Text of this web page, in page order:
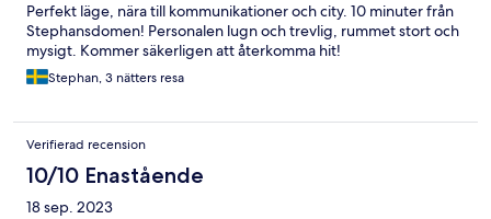
Perfekt läge, nära till kommunikationer och city. 10 minuter från
Stephansdomen! Personalen lugn och trevlig, rummet stort och
mysigt. Kommer säkerligen att återkomma hit!
Stephan, 3 nätters resa
Verifierad recension
10/10 Enastående
18 sep. 2023